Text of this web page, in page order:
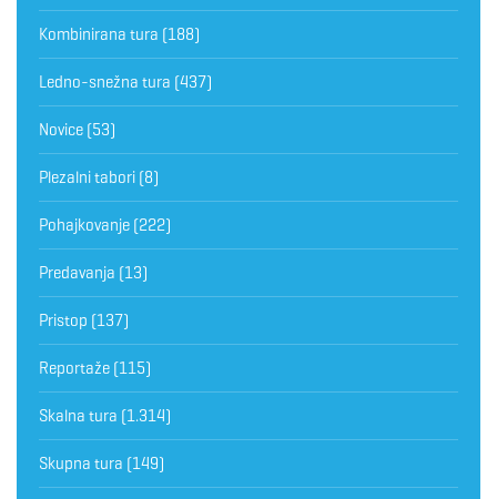
Kombinirana tura (188)
Ledno-snežna tura (437)
Novice (53)
Plezalni tabori (8)
Pohajkovanje (222)
Predavanja (13)
Pristop (137)
Reportaže (115)
Skalna tura (1.314)
Skupna tura (149)